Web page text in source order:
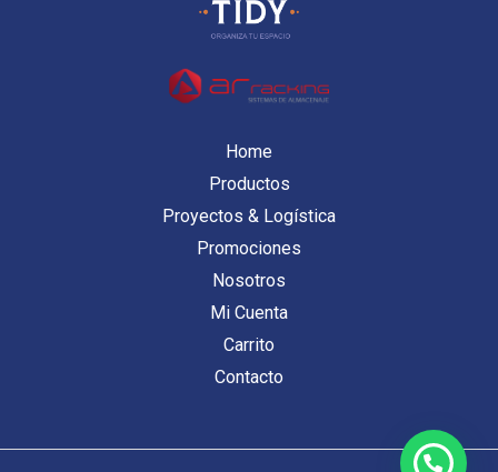
Home
Productos
Proyectos & Logística
Promociones
Nosotros
Mi Cuenta
Carrito
Contacto